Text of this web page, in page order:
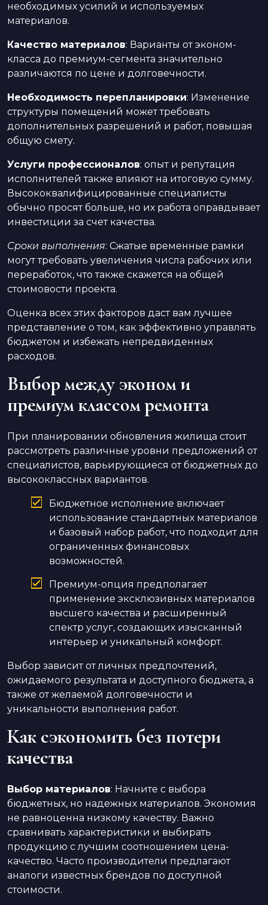
необходимых усилий и используемых
материалов.
Качество материалов: Варианты от эконом-
класса до премиум-сегмента значительно
различаются по цене и долговечности.
Необходимость перепланировки: Изменение
структуры помещений может требовать
дополнительных разрешений и работ, повышая
общую смету.
Услуги профессионалов: опыт и репутация
исполнителей также влияют на итоговую сумму.
Высококвалифицированные специалисты
обычно просят больше, но их работа оправдывает
инвестиции за счет качества.
Сроки выполнения: Сжатые временные рамки
могут требовать увеличения числа рабочих или
переработок, что также скажется на общей
стоимовости проекта.
Оценка всех этих факторов даст вам лучшее
представление о том, как эффективно управлять
бюджетом и избежать непредвиденных
расходов.
Выбор между эконом и
премиум классом ремонта
При планировании обновления жилища стоит
рассмотреть различные уровни предложений от
специалистов, варьирующиеся от бюджетных до
высококлассных вариантов.
Бюджетное исполнение включает
использование стандартных материалов
и базовый набор работ, что подходит для
ограниченных финансовых
возможностей.
Премиум-опция предполагает
применение эксклюзивных материалов
высшего качества и расширенный
спектр услуг, создающих изысканный
интерьер и уникальный комфорт.
Выбор зависит от личных предпочтений,
ожидаемого результата и доступного бюджета, а
также от желаемой долговечности и
уникальности выполнения работ.
Как сэкономить без потери
качества
Выбор материалов: Начните с выбора
бюджетных, но надежных материалов. Экономия
не равноценна низкому качеству. Важно
сравнивать характеристики и выбирать
продукцию с лучшим соотношением цена-
качество. Часто производители предлагают
аналоги известных брендов по доступной
стоимости.